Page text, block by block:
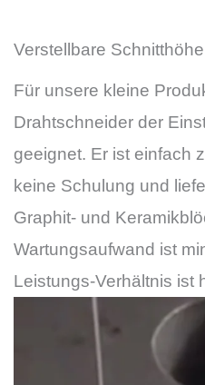
Verstellbare Schnitthöhe
Für unsere kleine
Drahtschneider der
geeignet. Er ist einfach
keine Schulung und
Graphit- und
Wartungsaufwand ist
Leistungs-Verhältnis ist